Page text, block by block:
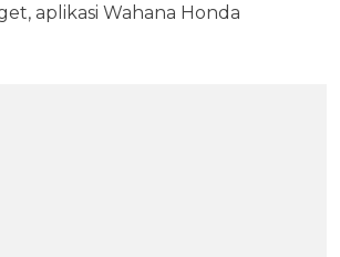
aplikasi Wahana Honda